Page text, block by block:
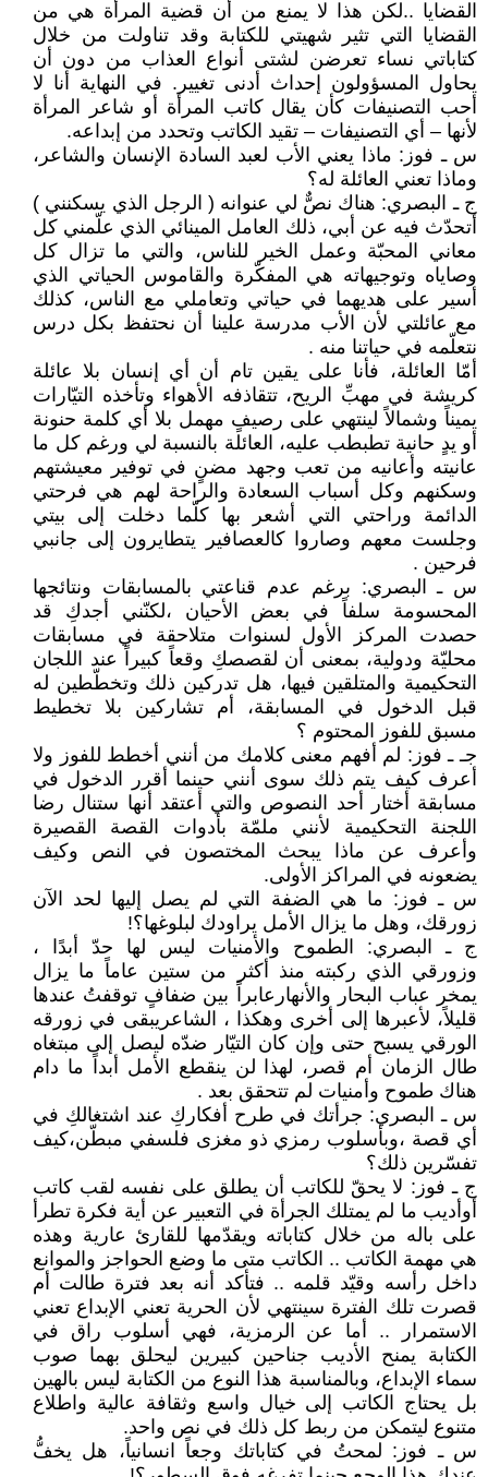
القضايا ..لكن هذا لا يمنع من أن قضية المرأة هي من
القضايا التي تثير شهيتي للكتابة وقد تناولت من خلال
كتاباتي نساء تعرضن لشتى أنواع العذاب من دون أن
يحاول المسؤولون إحداث أدنى تغيير. في النهاية أنا لا
أحب التصنيفات كأن يقال كاتب المرأة أو شاعر المرأة
لأنها – أي التصنيفات – تقيد الكاتب وتحدد من إبداعه.
س ـ فوز: ماذا يعني الأب لعبد السادة الإنسان والشاعر،
وماذا تعني العائلة له؟
ج ـ البصري: هناك نصٌّ لي عنوانه ( الرجل الذي يسكنني )
أتحدّث فيه عن أبي، ذلك العامل المينائي الذي علّمني كل
معاني المحبّة وعمل الخير للناس، والتي ما تزال كل
وصاياه وتوجيهاته هي المفكّرة والقاموس الحياتي الذي
أسير على هديهما في حياتي وتعاملي مع الناس، كذلك
مع عائلتي لأن الأب مدرسة علينا أن نحتفظ بكل درس
نتعلّمه في حياتنا منه .
أمّا العائلة، فأنا على يقين تام أن أي إنسان بلا عائلة
كريشة في مهبِّ الريح، تتقاذفه الأهواء وتأخذه التيّارات
يميناً وشمالاً لينتهي على رصيفٍ مهمل بلا أي كلمة حنونة
أو يدٍ حانية تطبطب عليه، العائلة بالنسبة لي ورغم كل ما
عانيته وأعانيه من تعب وجهد مضنٍ في توفير معيشتهم
وسكنهم وكل أسباب السعادة والراحة لهم هي فرحتي
الدائمة وراحتي التي أشعر بها كلّما دخلت إلى بيتي
وجلست معهم وصاروا كالعصافير يتطايرون إلى جانبي
فرحين .
س ـ البصري: برغم عدم قناعتي بالمسابقات ونتائجها
المحسومة سلفاً في بعض الأحيان ،لكنّني أجدكِ قد
حصدت المركز الأول لسنوات متلاحقة في مسابقات
محليّة ودولية، بمعنى أن لقصصكِ وقعاً كبيراً عند اللجان
التحكيمية والمتلقين فيها، هل تدركين ذلك وتخطّطين له
قبل الدخول في المسابقة، أم تشاركين بلا تخطيط
مسبق للفوز المحتوم ؟
جـ ـ فوز: لم أفهم معنى كلامك من أنني أخطط للفوز ولا
أعرف كيف يتم ذلك سوى أنني حينما أقرر الدخول في
مسابقة أختار أحد النصوص والتي أعتقد أنها ستنال رضا
اللجنة التحكيمية لأنني ملمّة بأدوات القصة القصيرة
وأعرف عن ماذا يبحث المختصون في النص وكيف
يضعونه في المراكز الأولى.
س ـ فوز: ما هي الضفة التي لم يصل إليها لحد الآن
زورقك، وهل ما يزال الأمل يراودك لبلوغها؟!
ج ـ البصري: الطموح والأمنيات ليس لها حدّ أبدًا ،
وزورقي الذي ركبته منذ أكثر من ستين عاماً ما يزال
يمخر عباب البحار والأنهارعابراً بين ضفافٍ توقفتُ عندها
قليلاً، لأعبرها إلى أخرى وهكذا ، الشاعريبقى في زورقه
الورقي يسبح حتى وإن كان التيّار ضدّه ليصل إلى مبتغاه
طال الزمان أم قصر، لهذا لن ينقطع الأمل أبداً ما دام
هناك طموح وأمنيات لم تتحقق بعد .
س ـ البصري: جرأتك في طرح أفكاركِ عند اشتغالكِ في
أي قصة ،وبأسلوب رمزي ذو مغزى فلسفي مبطّن،كيف
تفسّرين ذلك؟
ج ـ فوز: لا يحقّ للكاتب أن يطلق على نفسه لقب كاتب
أوأديب ما لم يمتلك الجرأة في التعبير عن أية فكرة تطرأ
على باله من خلال كتاباته ويقدّمها للقارئ عارية وهذه
هي مهمة الكاتب .. الكاتب متى ما وضع الحواجز والموانع
داخل رأسه وقيّد قلمه .. فتأكد أنه بعد فترة طالت أم
قصرت تلك الفترة سينتهي لأن الحرية تعني الإبداع تعني
الاستمرار .. أما عن الرمزية، فهي أسلوب راق في
الكتابة يمنح الأديب جناحين كبيرين ليحلق بهما صوب
سماء الإبداع، وبالمناسبة هذا النوع من الكتابة ليس بالهين
بل يحتاج الكاتب إلى خيال واسع وثقافة عالية واطلاع
متنوع ليتمكن من ربط كل ذلك في نص واحد.
س ـ فوز: لمحتُ في كتاباتك وجعاً انسانياً، هل يخفُّ